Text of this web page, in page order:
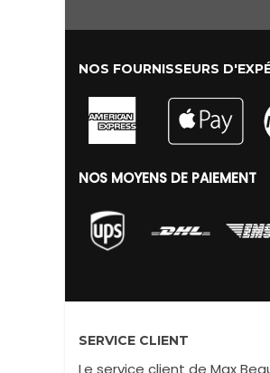
NOS FOURNISSEURS
NOS MOYENS DE PAIEMENT
SERVICE CLIENT
Le service client de Max